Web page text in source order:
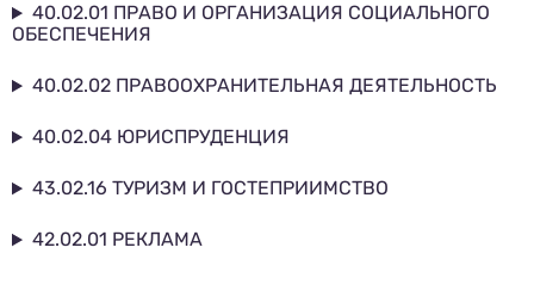
40.02.01 ПРАВО И ОРГАНИЗАЦИЯ СОЦИАЛЬНОГО
ОБЕСПЕЧЕНИЯ
40.02.02 ПРАВООХРАНИТЕЛЬНАЯ ДЕЯТЕЛЬНОСТЬ
40.02.04 ЮРИСПРУДЕНЦИЯ
43.02.16 ТУРИЗМ И ГОСТЕПРИИМСТВО
42.02.01 РЕКЛАМА
Заполни данные о себе и отправь заявку.
СНИЛС — подать документы можно онлайн или очно.